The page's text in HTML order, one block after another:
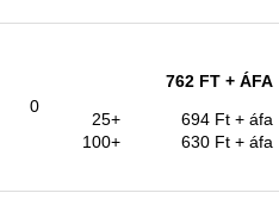
0
762 FT + ÁFA
25+
694 Ft + áfa
100+
630 Ft + áfa